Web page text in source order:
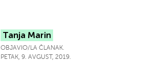
Tanja Marin
OBJAVIO/LA ČLANAK.
PETAK, 9. AVGUST, 2019.